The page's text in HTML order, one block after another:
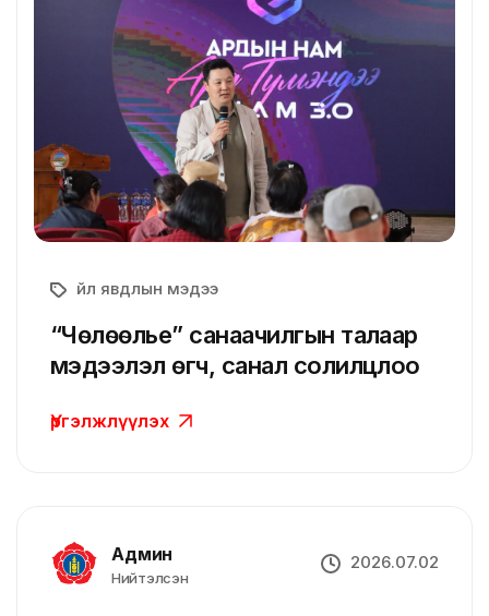
Үйл явдлын мэдээ
“Чөлөөлье” санаачилгын талаар
Үргэлжлүүлэх
Админ
Нийтэлсэн
2026.07.02